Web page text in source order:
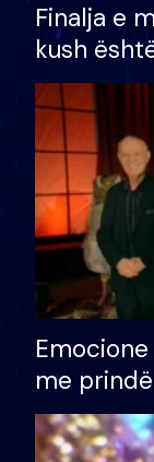
Finalja e
kush
shtëpinë
të fituar
me
divorci